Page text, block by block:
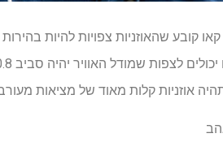
אוזניות קלות מאוד של מציאות